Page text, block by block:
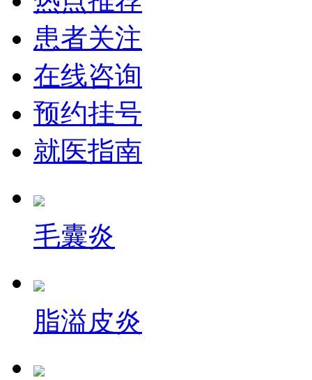
患者关注
在线咨询
预约挂号
就医指南
毛囊炎
脂溢皮炎